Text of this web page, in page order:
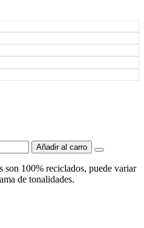
Añadir al carro
son 100% reciclados, puede variar
de tonalidades.